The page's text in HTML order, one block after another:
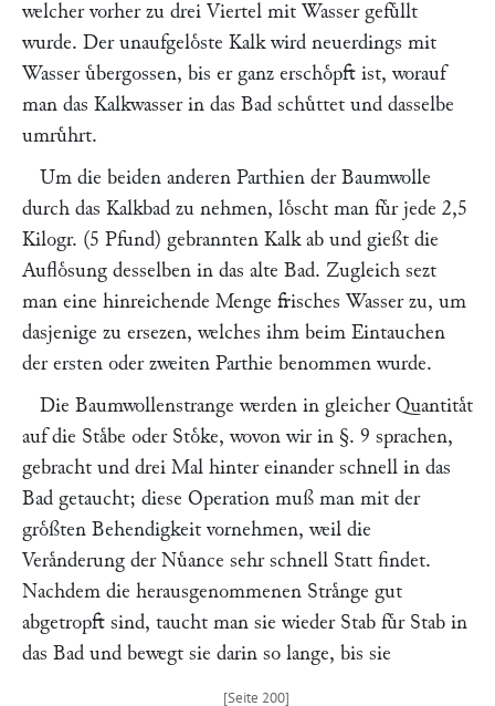
welcher vorher zu drei Viertel mit Wasser gefuͤllt
wurde. Der unaufgeloͤste Kalk wird neuerdings mit
Wasser uͤbergossen, bis er ganz erschoͤpft ist, worauf
man das Kalkwasser in das Bad schuͤttet und dasselbe
umruͤhrt.
Um die beiden anderen Parthien der Baumwolle
durch das Kalkbad zu nehmen, loͤscht man fuͤr jede 2,5
Kilogr. (5 Pfund) gebrannten Kalk ab und gießt die
Aufloͤsung desselben in das alte Bad. Zugleich sezt
man eine hinreichende Menge frisches Wasser zu, um
dasjenige zu ersezen, welches ihm beim Eintauchen
der ersten oder zweiten Parthie benommen wurde.
Die Baumwollenstrange werden in gleicher Quantitaͤt
auf die Staͤbe oder Stoͤke, wovon wir in §. 9 sprachen,
gebracht und drei Mal hinter einander schnell in das
Bad getaucht; diese Operation muß man mit der
groͤßten Behendigkeit vornehmen, weil die
Veraͤnderung der Nuͤance sehr schnell Statt findet.
Nachdem die herausgenommenen Straͤnge gut
abgetropft sind, taucht man sie wieder Stab fuͤr Stab in
das Bad und bewegt sie darin so lange, bis sie